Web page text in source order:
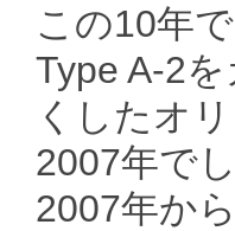
この10年
Type A-2
くしたオ
2007年で
2007年か